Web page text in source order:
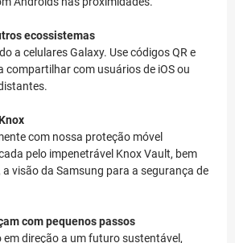
ecossistemas
a celulares Galaxy. Use códigos QR e
compartilhar com usuários de iOS ou
com nossa proteção móvel
pelo impenetrável Knox Vault, bem
visão da Samsung para a segurança de
com pequenos passos
direção a um futuro sustentável,